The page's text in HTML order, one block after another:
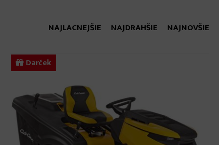
NAJLACNEJŠIE NAJDRAHŠIE NAJNOVŠIE
Darček